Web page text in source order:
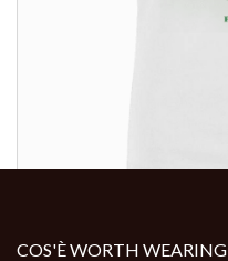
COS'È WORTH WEARING